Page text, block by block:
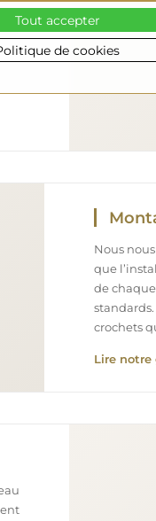
Nous
que
de
crochets
Lire notre
de cookies
Tout accepter